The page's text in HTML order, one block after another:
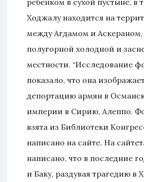
ребенком в сухой пустыне, в
Ходжалу находится на
между Агдамом и Аскераном,
полугорной холодной и
местности. “Исследование
показало, что она изображает
депортацию армян в
империи в Сирию, Алеппо.
взята из Библиотеки
написано на сайте. На
написано, что в последние
и Баку, раздувая трагедию в